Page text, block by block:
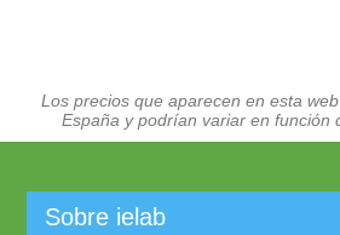
Los precios que aparecen en esta
España y podrían variar en función
Sobre ielab